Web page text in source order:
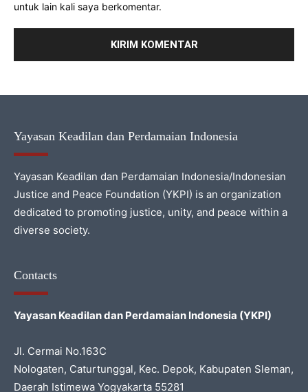
untuk lain kali saya berkomentar.
Yayasan Keadilan dan Perdamaian Indonesia
Yayasan Keadilan dan Perdamaian Indonesia/Indonesian
Justice and Peace Foundation (YKPI) is an organization
dedicated to promoting justice, unity, and peace within a
diverse society.
Contacts
Yayasan Keadilan dan Perdamaian Indonesia (YKPI)
Jl. Cermai No.163C
Nologaten, Caturtunggal, Kec. Depok, Kabupaten Sleman,
Daerah Istimewa Yogyakarta 55281